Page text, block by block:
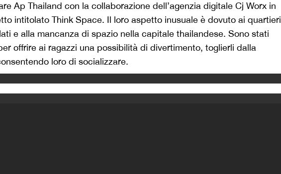
Ap Thailand con la collaborazione dell’agenzia digitale Cj Worx in
intitolato Think Space. Il loro aspetto inusuale è dovuto ai quartieri
e alla mancanza di spazio nella capitale thailandese. Sono stati
offrire ai ragazzi una possibilità di divertimento, toglierli dalla
loro di socializzare.